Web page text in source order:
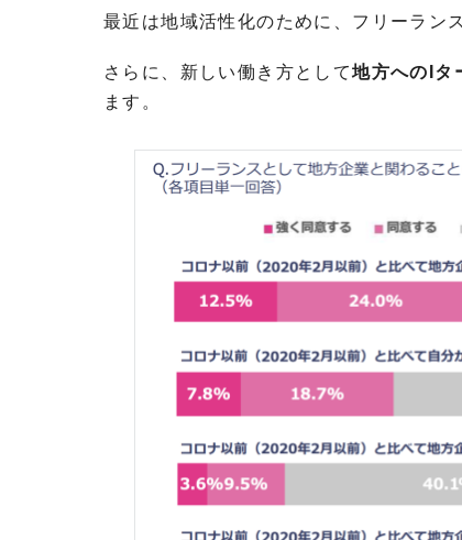
最近は地域活性化のために、フリーラン
さらに、新しい働き方として地方へのIタ
ます。